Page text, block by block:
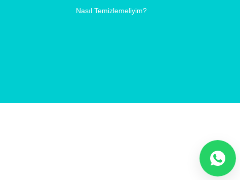
Nasıl Temizlemeliyim?